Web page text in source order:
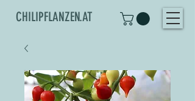
CHILIPFLANZEN.AT